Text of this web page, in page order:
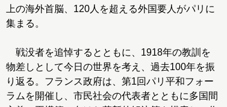
上の海外首脳、120人を超える外国要人がパリに
集まる。
戦没者を追悼するとともに、1918年の教訓を
物差しとして今日の世界を考え、過去100年を振
り返る。フランス政府は、第1回パリ平和フォー
ラムを開催し、市民社会の代表者とともに多国間